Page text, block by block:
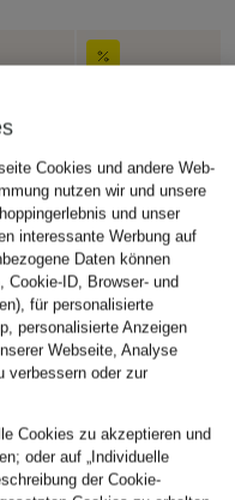
Cookies und andere Web-
nutzen wir und unsere
und unser
interessante Werbung auf
Daten können
Cookie-ID, Browser- und
für personalisierte
personalisierte Anzeigen
Webseite, Analyse
verbessern oder zur
Cookies zu akzeptieren und
oder auf „Individuelle
der Cookie-